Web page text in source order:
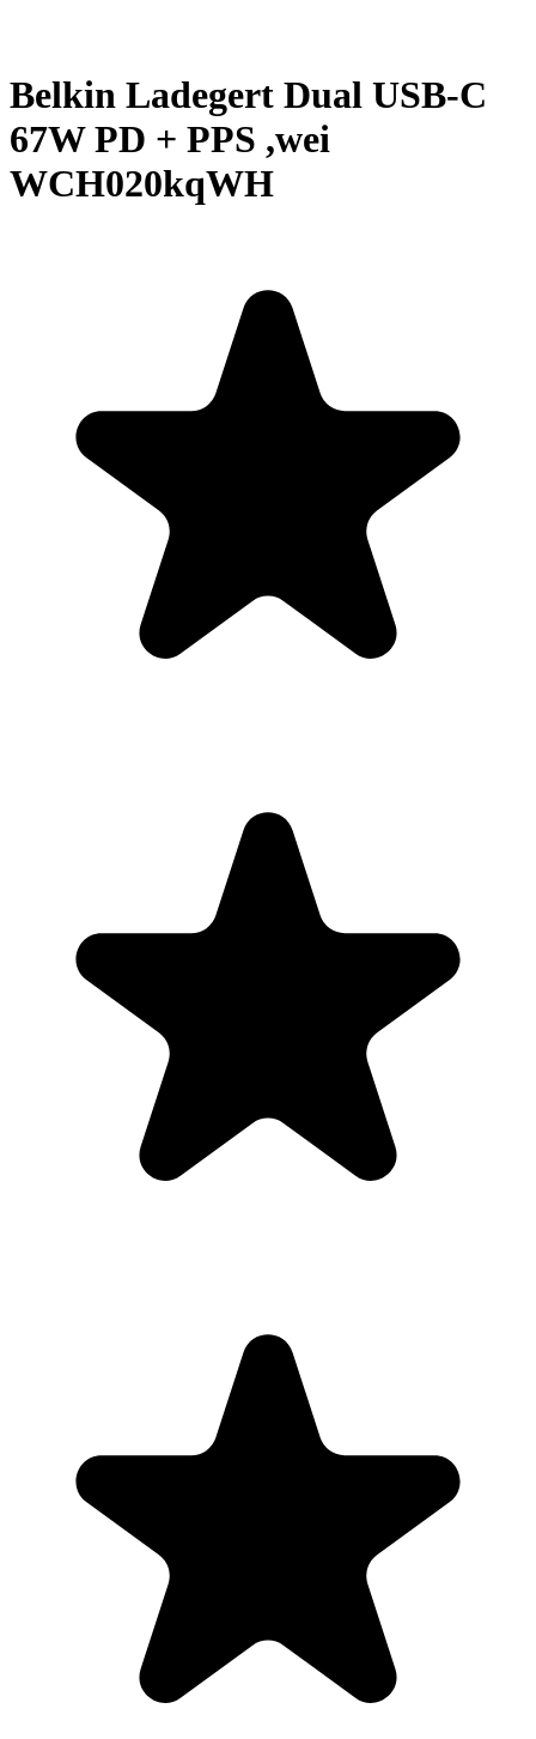
Belkin Ladegert Dual USB-C
67W PD + PPS ,wei
WCH020kqWH